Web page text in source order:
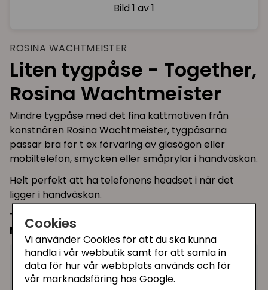
Cookies
Vi använder Cookies för att du ska kunna
handla i vår webbutik samt för att samla in
data för hur vår webbplats används och för
vår marknadsföring hos Google.
Bild 1 av 1
ROSINA WACHTMEISTER
Liten tygpåse - Together,
Rosina Wachtmeister
Mindre tygpåse med det fina kattmotiven från
konstnären Rosina Wachtmeister, tygpåsarna
passar bra för t ex förvaring av glasögon eller
mobiltelefon, smycken eller småprylar i handväskan.
Helt perfekt att ha telefonens headset i när det
ligger i handväskan.
Tygpåsens mått:
Motiv:We want to be together
65 kr − + Köp